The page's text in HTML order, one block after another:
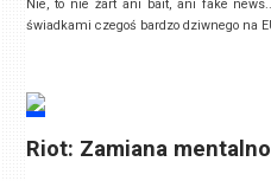
Nie, to nie żart ani bait, ani fake
świadkami czegoś bardzo dziwnego na
Riot: Zamiana